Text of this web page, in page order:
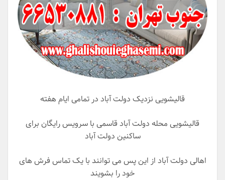
قالیشویی نزدیک دولت آباد در تمامی ایام هفته
قالیشویی محله دولت آباد قاسمی با سرویس رایگان برای
ساکنین دولت آباد
اهالی دولت آباد از این پس می توانند با یک تماس فرش های
خود را بشویند